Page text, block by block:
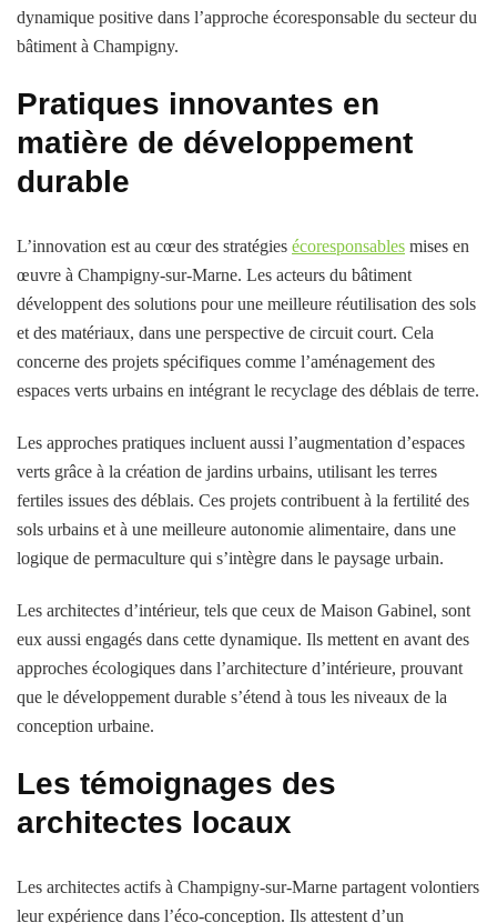
dynamique positive dans l’approche écoresponsable du secteur du
bâtiment à Champigny.
Pratiques innovantes en
matière de développement
durable
L’innovation est au cœur des stratégies écoresponsables mises en
œuvre à Champigny-sur-Marne. Les acteurs du bâtiment
développent des solutions pour une meilleure réutilisation des sols
et des matériaux, dans une perspective de circuit court. Cela
concerne des projets spécifiques comme l’aménagement des
espaces verts urbains en intégrant le recyclage des déblais de terre.
Les approches pratiques incluent aussi l’augmentation d’espaces
verts grâce à la création de jardins urbains, utilisant les terres
fertiles issues des déblais. Ces projets contribuent à la fertilité des
sols urbains et à une meilleure autonomie alimentaire, dans une
logique de permaculture qui s’intègre dans le paysage urbain.
Les architectes d’intérieur, tels que ceux de Maison Gabinel, sont
eux aussi engagés dans cette dynamique. Ils mettent en avant des
approches écologiques dans l’architecture d’intérieure, prouvant
que le développement durable s’étend à tous les niveaux de la
conception urbaine.
Les témoignages des
architectes locaux
Les architectes actifs à Champigny-sur-Marne partagent volontiers
leur expérience dans l’éco-conception. Ils attestent d’un